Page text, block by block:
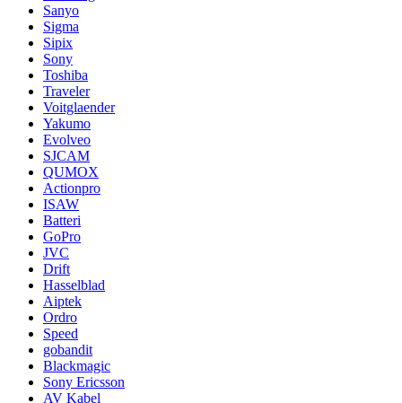
Sanyo
Sigma
Sipix
Sony
Toshiba
Traveler
Voitglaender
Yakumo
Evolveo
SJCAM
QUMOX
Actionpro
ISAW
Batteri
GoPro
JVC
Drift
Hasselblad
Aiptek
Ordro
Speed
gobandit
Blackmagic
Sony Ericsson
AV Kabel